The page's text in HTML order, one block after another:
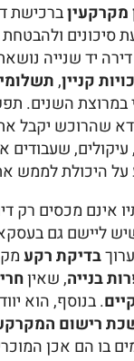
מקרקעיןברכישת
סיכונים
יד שנייה
קניין,
במרוצת השנים.
שהרוכש יקבל
שעבודים
על היכולת לממש
אינם מכסים רק
ליישם גם
בדיקת רקע
בנייה, שאין
. בנוסף, הוא
רישום
בו הם אכן